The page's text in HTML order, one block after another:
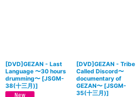
[DVD]GEZAN - Last
Language 〜30 hours
drumming〜 [JSGM-
38(十三月)]
[DVD]GEZAN - Tribe
Called Discord〜
documentary of
GEZAN〜 [JSGM-
35(十三月)]